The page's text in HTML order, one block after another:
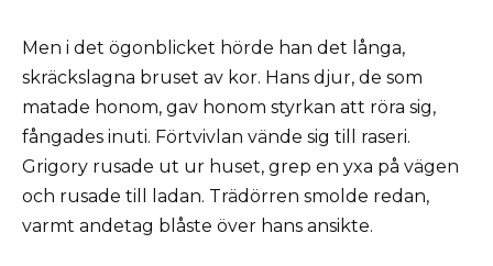
Men i det ögonblicket hörde han det långa,
skräckslagna bruset av kor. Hans djur, de som
matade honom, gav honom styrkan att röra sig,
fångades inuti. Förtvivlan vände sig till raseri.
Grigory rusade ut ur huset, grep en yxa på vägen
och rusade till ladan. Trädörren smolde redan,
varmt andetag blåste över hans ansikte.